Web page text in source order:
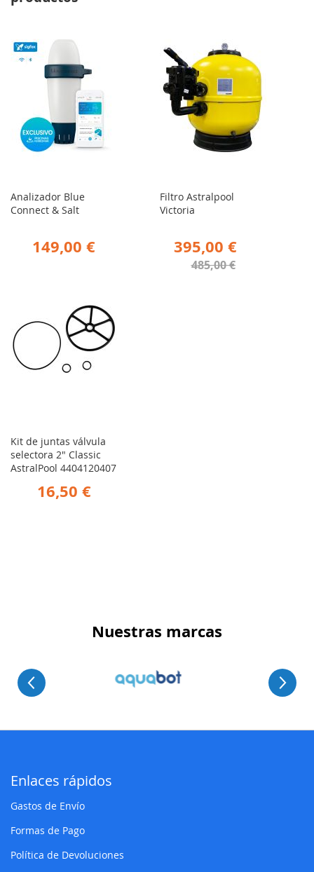
Analizador Blue
Connect & Salt
149,00 €
Filtro Astralpool
Victoria
395,00 €
485,00 €
Kit de juntas válvula
selectora 2" Classic
AstralPool 4404120407
16,50 €
Nuestras marcas
Enlaces rápidos
Gastos de Envío
Formas de Pago
Política de Devoluciones